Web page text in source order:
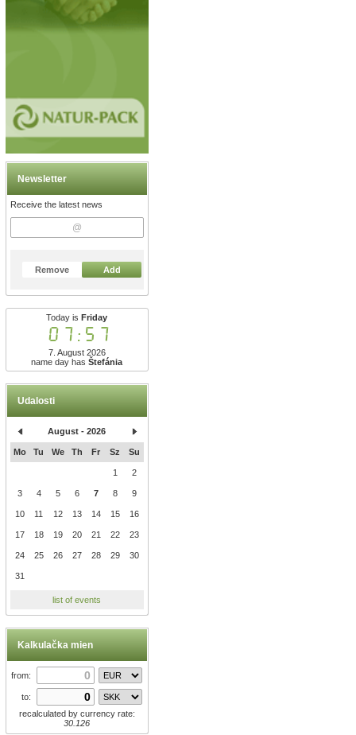
Newsletter
Receive the latest news
Remove Add
Today is Friday
07:57
7. August 2026
name day hasŠtefánia
Udalosti
August - 2026
Mo Tu We Th Fr Sz Su
1 2
3 4 5 6 7 8 9
10 11 12 13 14 15 16
17 18 19 20 21 22 23
24 25 26 27 28 29 30
31
list of events
Kalkulačka mien
from:
to:
recalculated by currency rate:
30.126